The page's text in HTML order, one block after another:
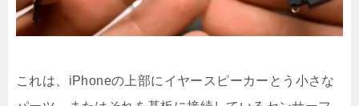
これは、iPhoneの上部にイヤースピーカーとう小さな